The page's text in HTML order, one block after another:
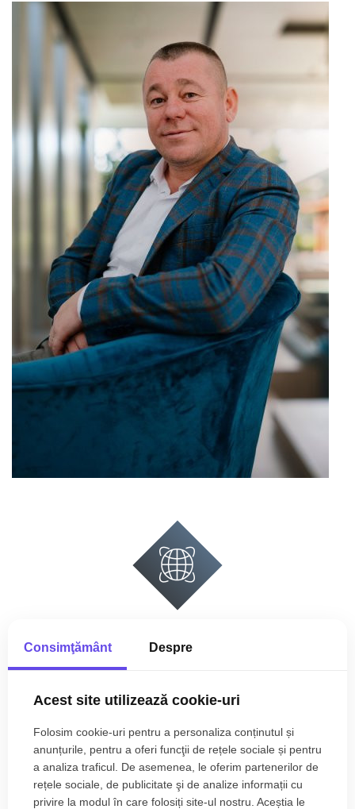
PROFESIONIȘTI
Consimţământ Despre
Acest site utilizează cookie-uri
Folosim cookie-uri pentru a personaliza conținutul și
anunțurile, pentru a oferi funcţii de rețele sociale și pentru
a analiza traficul. De asemenea, le oferim partenerilor de
rețele sociale, de publicitate şi de analize informații cu
privire la modul în care folosiți site-ul nostru. Aceștia le